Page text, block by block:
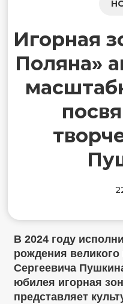
Игорная
Поляна»
В 2024 году
рождения великого
Сергеевича
юбилея игорная
представляет